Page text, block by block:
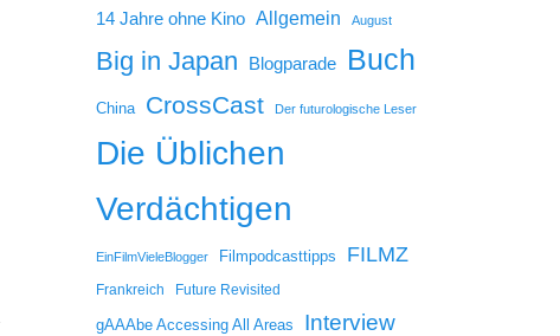
14 Jahre ohne Kino Allgemein August
Big in Japan Blogparade Buch
China CrossCast Der futurologische Leser
Die Üblichen
Verdächtigen
EinFilmVieleBlogger Filmpodcasttipps FILMZ
Frankreich Future Revisited
gAAAbe Accessing All Areas Interview